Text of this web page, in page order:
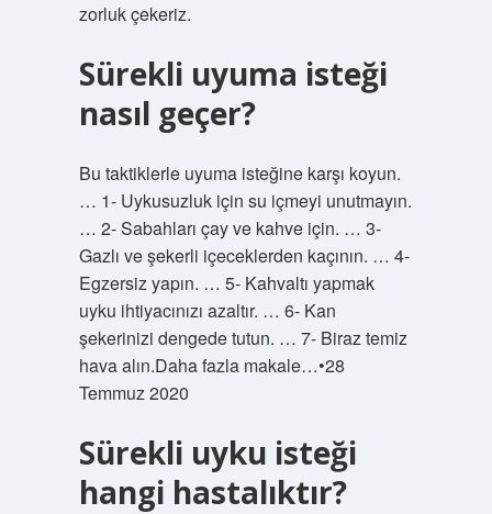
zorluk çekeriz.
Sürekli uyuma isteği
nasıl geçer?
Bu taktiklerle uyuma isteğine karşı koyun.
… 1- Uykusuzluk için su içmeyi unutmayın.
… 2- Sabahları çay ve kahve için. … 3-
Gazlı ve şekerli içeceklerden kaçının. … 4-
Egzersiz yapın. … 5- Kahvaltı yapmak
uyku ihtiyacınızı azaltır. … 6- Kan
şekerinizi dengede tutun. … 7- Biraz temiz
hava alın.Daha fazla makale…•28
Temmuz 2020
Sürekli uyku isteği
hangi hastalıktır?